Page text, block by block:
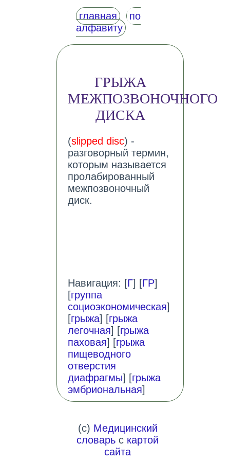
главная
по
алфавиту
ГРЫЖА
МЕЖПОЗВОНОЧНОГО
ДИСКА
(slipped disc) -
разговорный термин,
которым называется
пролабированный
межпозвоночный
диск.
Навигация: [Г] [ГР]
[группа
социоэкономическая]
[грыжа] [грыжа
легочная] [грыжа
паховая] [грыжа
пищеводного
отверстия
диафрагмы] [грыжа
эмбриональная]
(c) Медицинский
словарь с картой
сайта